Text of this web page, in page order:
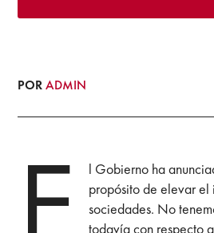
PORADMIN
l Gobierno ha
propósito de elevar el
sociedades. No
todavía con respecto